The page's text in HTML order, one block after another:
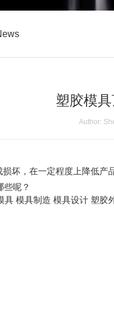
塑胶模
Author:
坏，在一定程度上降低
些呢？